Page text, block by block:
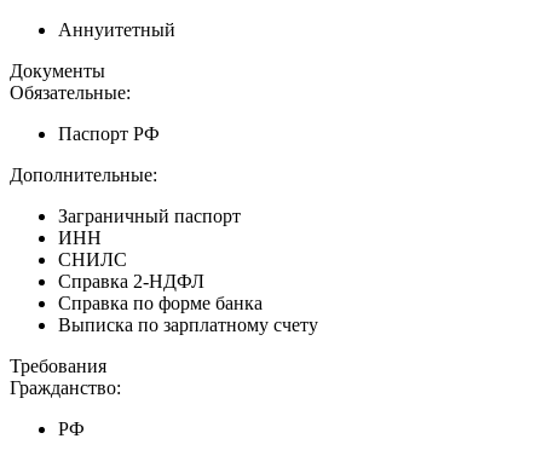
Аннуитетный
Документы
Обязательные:
Паспорт РФ
Дополнительные:
Заграничный паспорт
ИНН
СНИЛС
Справка 2-НДФЛ
Справка по форме банка
Выписка по зарплатному счету
Требования
Гражданство:
РФ